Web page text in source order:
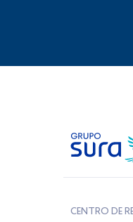
CENTRO DE